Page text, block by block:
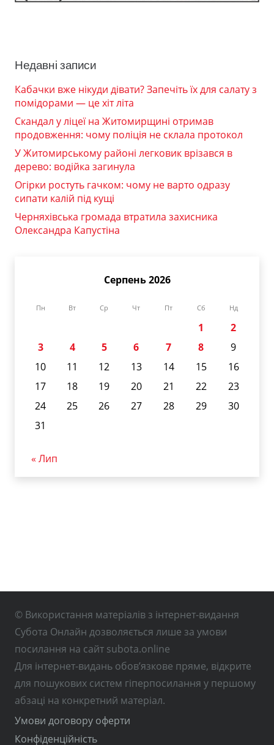
Недавні записи
Кабачки вже нікуди дівати? Запечіть їх для салату з
помідорами — це хіт літа
Скандал у ліцеї на Житомирщині отримав
продовження: чому поліція не склала протокол
У Житомирському районі легковик врізався в
дерево: водійка загинула
Огірки ростуть гачком: чому не варто одразу
сипати калій під кущі
Черняхівська громада втратила захисника
Олександра Капустіна
Серпень 2026
Пн Вт Ср Чт Пт Сб Нд
1
2
3
4 5 6 7 8
9
10
11 12 13 14 15
16
17
18 19 20 21 22
23
24
25 26 27 28 29
30
31
« Лип
© Використання матеріалів з інтернет-видання
Субота Онлайн дозволяється лише за умови
посилання на сайт subota.online
Для інтернет-видань обов’язкове пряме, відкрите
для пошукових систем гіперпосилання у першому
абзаці на конкретний матеріал.
Умови договору оферти
Конфіденційність